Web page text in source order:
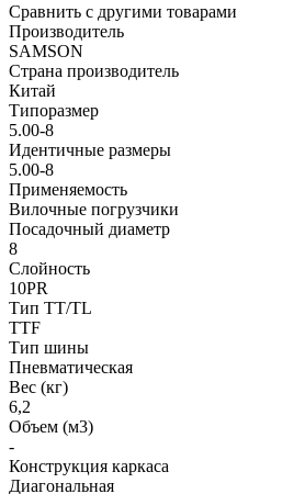
Сравнить с другими товарами
Производитель
SAMSON
Страна производитель
Китай
Типоразмер
5.00-8
Идентичные размеры
5.00-8
Применяемость
Вилочные погрузчики
Посадочный диаметр
8
Слойность
10PR
Тип TT/TL
TTF
Тип шины
Пневматическая
Вес (кг)
6,2
Объем (м3)
-
Конструкция каркаса
Диагональная